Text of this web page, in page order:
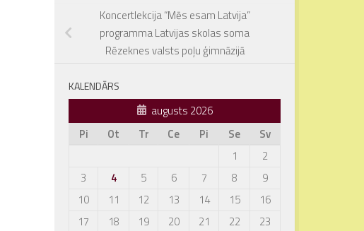
Koncertlekcija “Mēs esam Latvija”
programma Latvijas skolas soma
Rēzeknes valsts poļu ģimnāzijā
KALENDĀRS
augusts 2026
Pi
Ot Tr Ce Pi Se
Sv
1
2
3
4 5 6 7 8
9
10
11 12 13 14 15
16
17
18 19 20 21 22
23